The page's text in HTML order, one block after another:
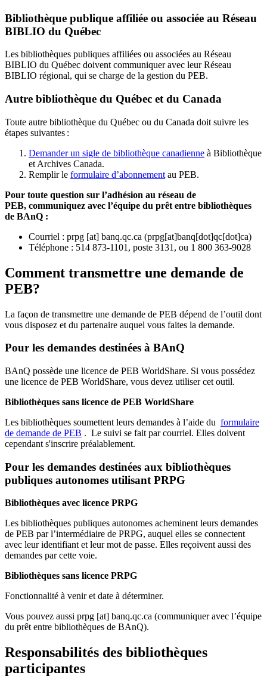
Bibliothèque publique affiliée ou associée au Réseau
BIBLIO du Québec
Les bibliothèques publiques affiliées ou associées au Réseau
BIBLIO du Québec doivent communiquer avec leur Réseau
BIBLIO régional, qui se charge de la gestion du PEB.
Autre bibliothèque du Québec et du Canada
Toute autre bibliothèque du Québec ou du Canada doit suivre les
étapes suivantes :
Demander un sigle de bibliothèque canadienne à Bibliothèque
et Archives Canada.
Remplir le formulaire d’abonnement au PEB.
Pour toute question sur l’adhésion au réseau de
PEB, communiquez avec l’équipe du prêt entre bibliothèques
de BAnQ :
Courriel : prpg [at] banq.qc.ca (prpg[at]banq[dot]qc[dot]ca)
Téléphone : 514 873-1101, poste 3131, ou 1 800 363-9028
Comment transmettre une demande de
PEB?
La façon de transmettre une demande de PEB dépend de l’outil dont
vous disposez et du partenaire auquel vous faites la demande.
Pour les demandes destinées à BAnQ
BAnQ possède une licence de PEB WorldShare. Si vous possédez
une licence de PEB WorldShare, vous devez utiliser cet outil.
Bibliothèques sans licence de PEB WorldShare
Les bibliothèques soumettent leurs demandes à l’aide du formulaire
de demande de PEB . Le suivi se fait par courriel. Elles doivent
cependant s'inscrire préalablement.
Pour les demandes destinées aux bibliothèques
publiques autonomes utilisant PRPG
Bibliothèques avec licence PRPG
Les bibliothèques publiques autonomes acheminent leurs demandes
de PEB par l’intermédiaire de PRPG, auquel elles se connectent
avec leur identifiant et leur mot de passe. Elles reçoivent aussi des
demandes par cette voie.
Bibliothèques sans licence PRPG
Fonctionnalité à venir et date à déterminer.
Vous pouvez aussi prpg [at] banq.qc.ca (communiquer avec l’équipe
du prêt entre bibliothèques de BAnQ).
Responsabilités des bibliothèques
participantes